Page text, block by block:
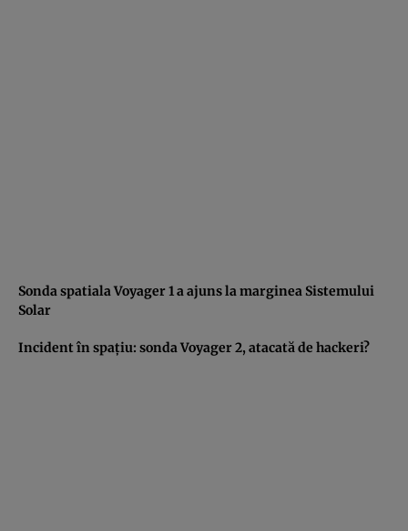
Sonda spatiala Voyager 1 a ajuns la marginea Sistemului
Solar
Incident în spaţiu: sonda Voyager 2, atacată de hackeri?